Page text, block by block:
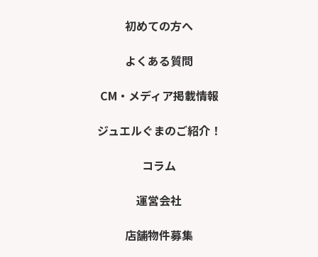
初めての方へ
よくある質問
CM・メディア掲載情報
ジュエルぐまのご紹介！
コラム
運営会社
店舗物件募集